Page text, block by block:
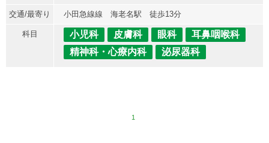
交通/最寄り 小田急線線 海老名駅 徒歩13分
科目 小児科 皮膚科 眼科
耳鼻咽喉科
精神科・心療内科
泌尿器科
1